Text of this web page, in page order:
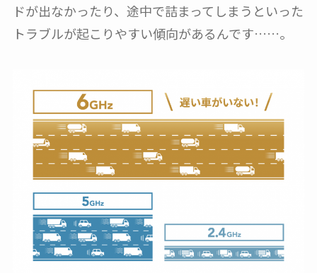
ドが出なかったり、途中で詰まってしまうといった
トラブルが起こりやすい傾向があるんです……。